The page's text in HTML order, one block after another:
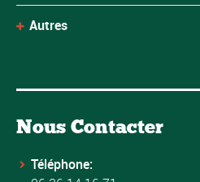
Autres
Nous Contacter
Téléphone: